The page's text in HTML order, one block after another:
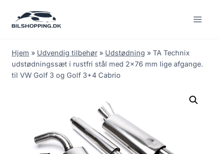
Hjem » Udvendig tilbehør » Udstødning » TA Technix
udstødningssæt i rustfri stål med 2×76 mm lige afgange.
til VW Golf 3 og Golf 3+4 Cabrio